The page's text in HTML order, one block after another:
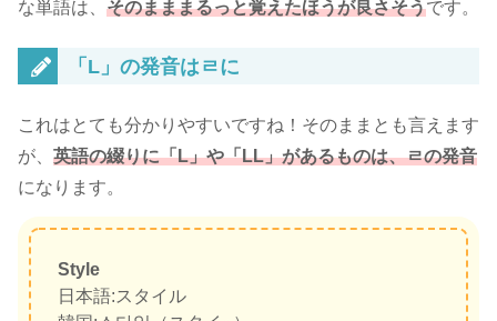
な単語は、 そのまままるっと覚えたほうが良さそうです。
「L」の発音はㄹに
これはとても分かりやすいですね！そのままとも言えます
が、 英語の綴りに「L」や「LL」があるものは、ㄹの発音
になります。
Style
日本語:スタイル